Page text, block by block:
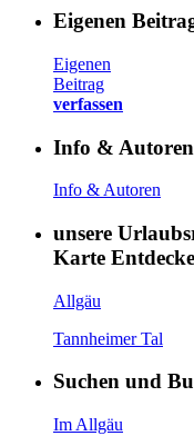
Eigenen
Eigenen
Beitrag
verfassen
Info & Autoren
Info & Autoren
unsere
Karte
Allgäu
Tannheimer Tal
Suchen und
Im Allgäu